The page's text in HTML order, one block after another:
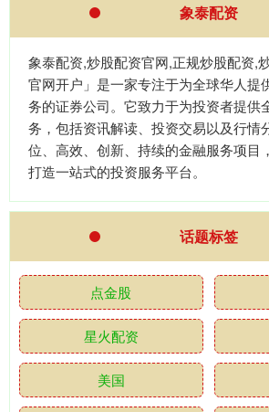
象泰配资
象泰配资,炒股配资官网,正规炒股配资,
官网开户」是一家专注于为全球华人提
务的证券公司。它致力于为投资者提供
务，包括资讯解读、投资交易以及行情
位、高效、创新、持续的金融服务项目
打造一站式的投资服务平台。
话题标签
点金股
星火配资
美国